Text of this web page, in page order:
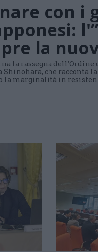
con i
la
la rassegna
Shinohara, che racconta
la marginalità in